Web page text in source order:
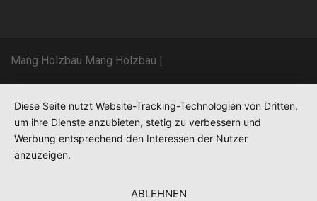
Mang Holzbau Mang Holzbau |
Diese Seite nutzt Website-Tracking-Technologien von Dritten,
um ihre Dienste anzubieten, stetig zu verbessern und
Werbung entsprechend den Interessen der Nutzer
anzuzeigen.
ABLEHNEN